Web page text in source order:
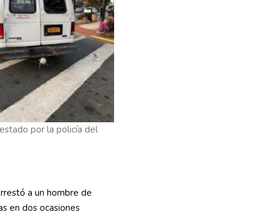
por la policía del
a un hombre de
en dos ocasiones